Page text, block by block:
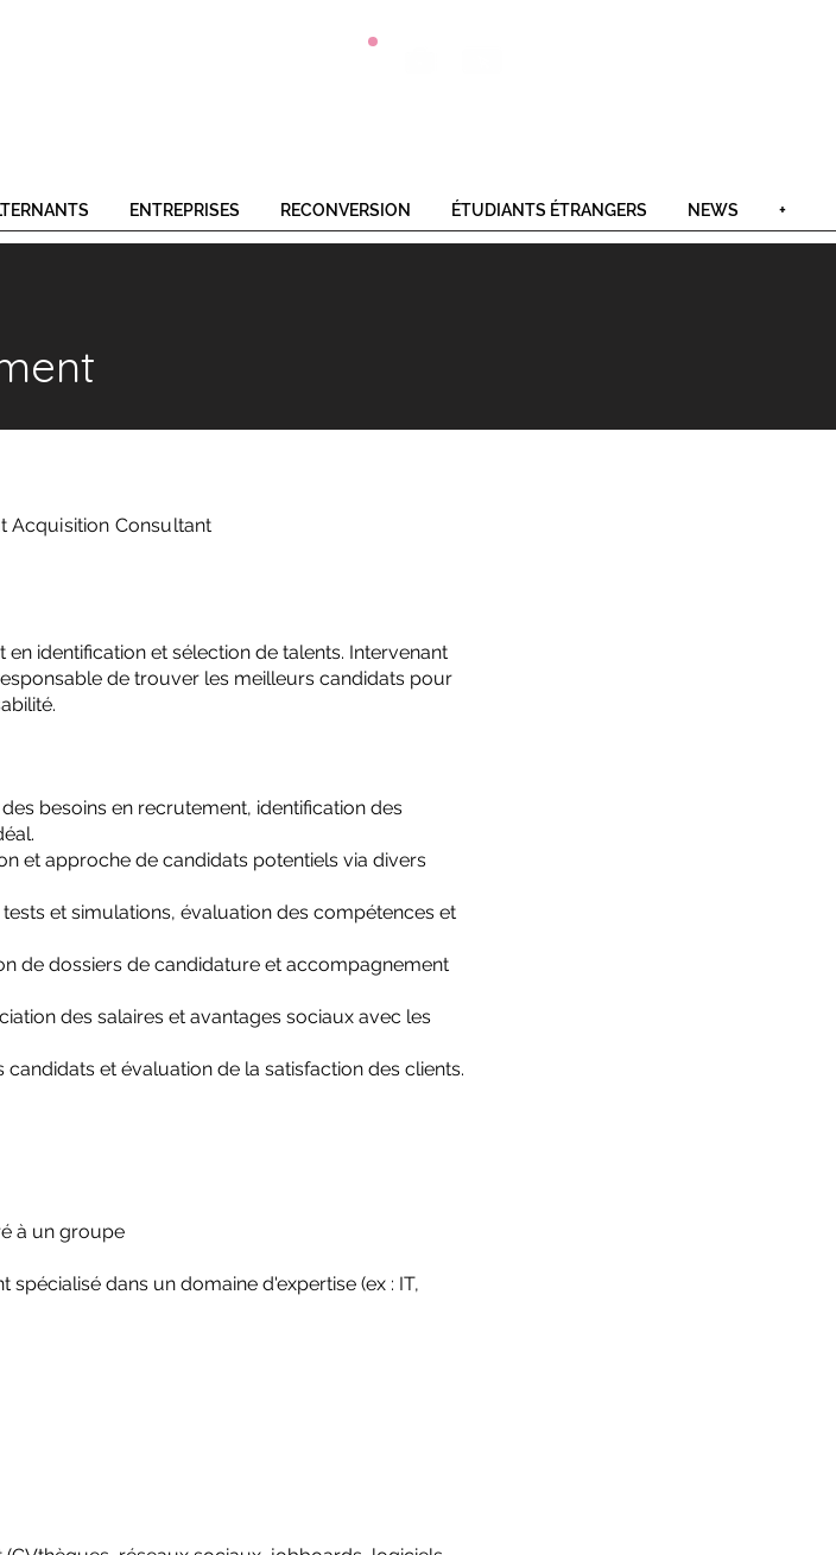
ENTREPRISES RECONVERSION ÉTUDIANTS ÉTRANGERS NEWS +
Acquisition Consultant
identification et sélection de talents. Intervenant
de trouver les meilleurs candidats pour
besoins en recrutement, identification des
et approche de candidats potentiels via divers
et simulations, évaluation des compétences et
de dossiers de candidature et accompagnement
des salaires et avantages sociaux avec les
candidats et évaluation de la satisfaction des clients.
à un groupe
dans un domaine d'expertise (ex : IT,